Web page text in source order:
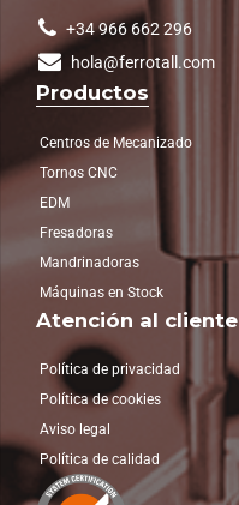
+34 966 662 296
hola@ferrotall.com
Productos
Centros de Mecanizado
Tornos CNC
EDM
Fresadoras
Mandrinadoras
Máquinas en Stock
Atención al cliente
Política de privacidad
Política de cookies
Aviso legal
Política de calidad